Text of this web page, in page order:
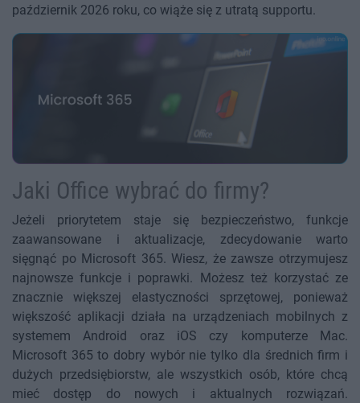
październik 2026 roku, co wiąże się z utratą supportu.
Jaki Office wybrać do firmy?
Jeżeli priorytetem staje się bezpieczeństwo, funkcje
zaawansowane i aktualizacje, zdecydowanie warto
sięgnąć po Microsoft 365. Wiesz, że zawsze otrzymujesz
najnowsze funkcje i poprawki. Możesz też korzystać ze
znacznie większej elastyczności sprzętowej, ponieważ
większość aplikacji działa na urządzeniach mobilnych z
systemem Android oraz iOS czy komputerze Mac.
Microsoft 365 to dobry wybór nie tylko dla średnich firm i
dużych przedsiębiorstw, ale wszystkich osób, które chcą
mieć dostęp do nowych i aktualnych rozwiązań.